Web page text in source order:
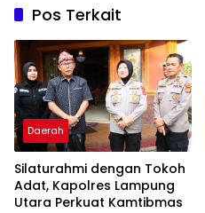
Pos Terkait
Daerah
Silaturahmi dengan Tokoh
Adat, Kapolres Lampung
Utara Perkuat Kamtibmas